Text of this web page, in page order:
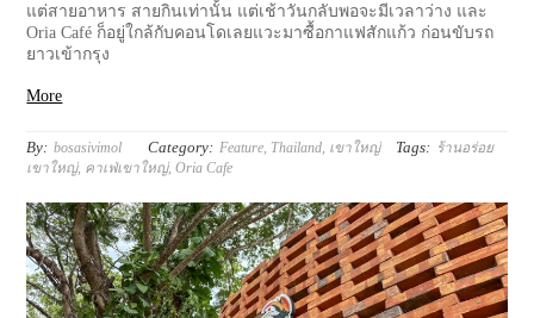
แต่สายอาหาร สายกินเท่านั้น แต่เช้าวันกลับพอจะมีเวลาว่าง และ
Oria Café ก็อยู่ใกล้กับคอนโดเลยแวะมาซื้อกาแฟสักแก้ว ก่อนขับรถ
ยาวเข้ากรุง
More
By: bosasivimol Category: Feature Thailand เขาใหญ่ Tags: ร้านอร่อย
เขาใหญ่, คาเฟ่เขาใหญ่,​Oria Cafe